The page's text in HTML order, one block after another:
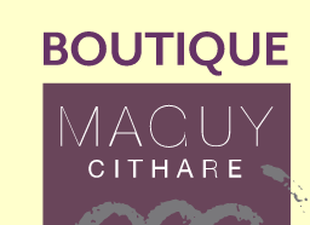
Aller
navigation
Aller
contenu